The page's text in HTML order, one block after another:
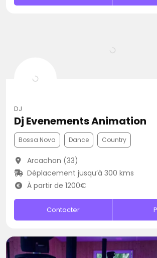
DJ
Dj Evenements Animation
Bossa Nova Dance Country
Arcachon (33)
Déplacement jusqu’à 300 kms
À partir de 1200€
Contacter